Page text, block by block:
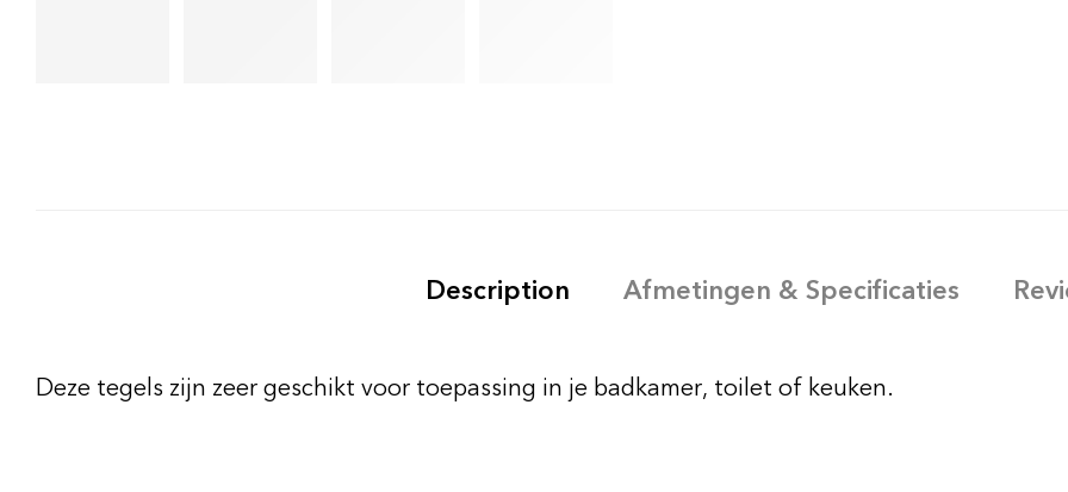
Description Afmetingen & Specificaties
Deze tegels zijn zeer geschikt voor toepassing in je badkamer, toilet of keuken.